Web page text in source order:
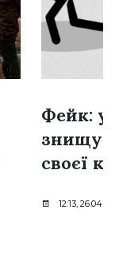
Фейк:
своєї
12:13,